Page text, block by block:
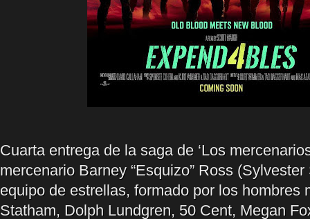
Cuarta entrega de la saga de ‘Los
mercenario Barney “Esquizo” Ross
equipo de estrellas, formado por los hombres
Statham, Dolph Lundgren, 50 Cent, Megan